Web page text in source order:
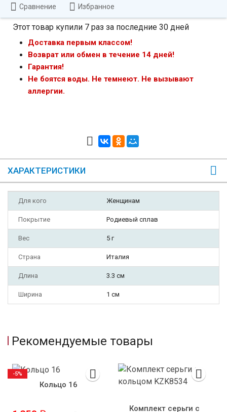
Сравнение Избранное
Этот товар купили 7 раз за последние 30 дней
Доставка первым классом!
Возврат или обмен в течение 14 дней!
Гарантия!
Не боятся воды. Не темнеют. Не вызывают
аллергии.
ХАРАКТЕРИСТИКИ
Для кого Женщинам
Покрытие Родиевый сплав
Вес 5 г
Страна Италия
Длина 3.3 см
Ширина 1 см
Рекомендуемые товары
Кольцо 16
-5%
Комплект серьги с